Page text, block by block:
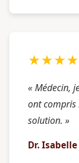
« Médecin,
ont compris
solution. »
Dr.